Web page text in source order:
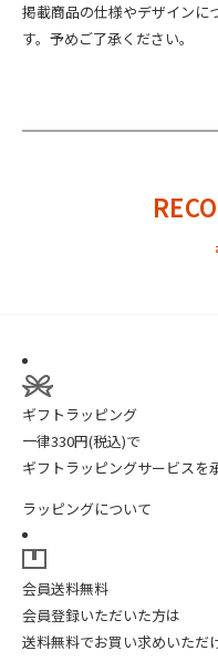
掲載商品の仕様やデザインに
す。予めご了承ください。
ギフトラッピング
一律330円(税込)で
ギフトラッピングサービスを
ラッピングについて
会員送料無料
会員登録いただいた方は
送料無料でお買い求めいただ